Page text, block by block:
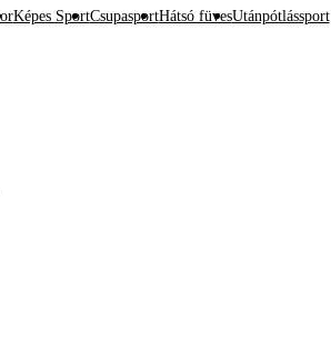
Képes SportCsupasportHátsó füvesUtánpótlássport